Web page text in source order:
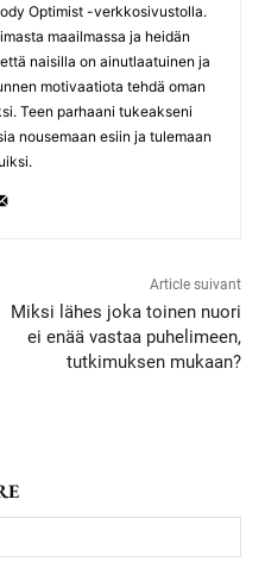
Optimist -verkkosivustolla.
maailmassa ja heidän
naisilla on ainutlaatuinen ja
motivaatiota tehdä oman
Teen parhaani tukeakseni
nousemaan esiin ja tulemaan
Article suivant
Miksi lähes joka toinen nuori
ei enää vastaa puhelimeen,
tutkimuksen mukaan?
:*